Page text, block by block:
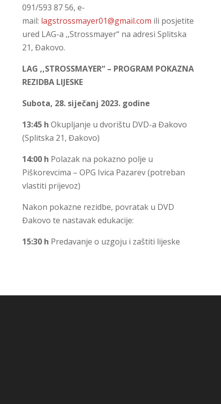
091/593 87 56, e-
mail: lagstrossmayer01@gmail.com ili posjetite
ured LAG-a ,,Strossmayer“ na adresi Splitska
21, Đakovo.
LAG ,,STROSSMAYER“ – PROGRAM POKAZNA
REZIDBA LIJESKE
Subota, 28. siječanj 2023. godine
13:45 h Okupljanje u dvorištu DVD-a Đakovo
(Splitska 21, Đakovo)
14:00 h Polazak na pokazno polje u
Piškorevcima – OPG Ivica Pazarev (potreban
vlastiti prijevoz)
Nakon pokazne rezidbe, povratak u DVD
Đakovo te nastavak edukacije:
15:30 h Predavanje o uzgoju i zaštiti lijeske